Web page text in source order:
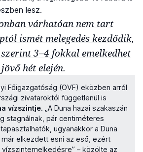
lesz.
várhatóan nem tart
ismét melegedés kezdődik,
3–4 fokkal emelkedhet
hét elején.
Főigazgatóság (OVF) eközben arról
zivataroktól függetlenül is
vízszintje. „A Duna hazai szakaszán
stagnálnak, pár centiméteres
ugyanakkor a Duna
elkezdett esni az eső, ezért
– közölte az